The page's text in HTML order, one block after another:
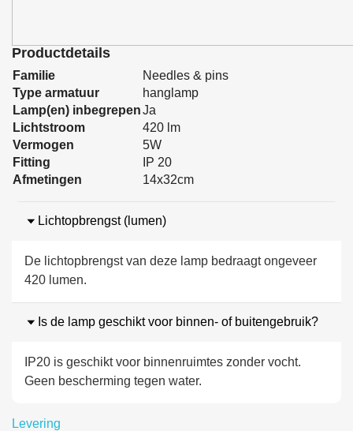
Productdetails
Familie
Needles & pins
Type armatuur
hanglamp
Lamp(en) inbegrepenJa
Lichtstroom
420 lm
Vermogen
5W
Fitting
IP 20
Afmetingen
14x32cm
Lichtopbrengst (lumen)
De lichtopbrengst van deze lamp bedraagt ongeveer
420 lumen.
Is de lamp geschikt voor binnen- of buitengebruik?
IP20 is geschikt voor binnenruimtes zonder vocht.
Geen bescherming tegen water.
Levering